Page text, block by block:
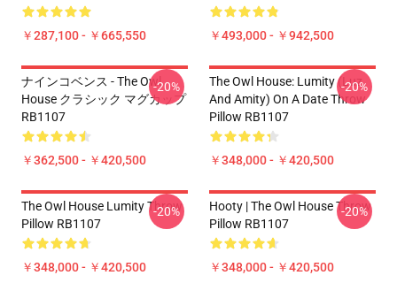
￥287,100 - ￥665,550 ￥493,000 - ￥942,500
ナインコベンス - The Owl
House クラシック マグカップ
RB1107
￥362,500 - ￥420,500
-20%
The Owl House: Lumity (Luz
And Amity) On A Date Throw
Pillow RB1107
￥348,000 - ￥420,500
-20%
The Owl House Lumity Throw
Pillow RB1107
￥348,000 - ￥420,500
-20%
Hooty | The Owl House Throw
Pillow RB1107
￥348,000 - ￥420,500
-20%